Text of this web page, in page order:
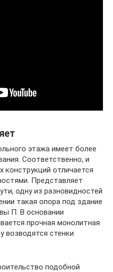
этажа имеет более
Соответственно, и
конструкций отличается
Представляет
одну из разновидностей
такая опора под здание
П. В основании
прочная монолитная
возводятся стенки
подобной